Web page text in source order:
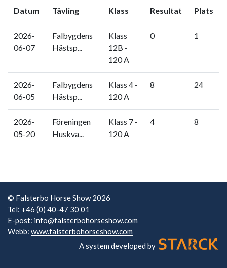
Datum Tävling Klass Resultat Plats
2026-
06-07
Falbygdens
Hästsp...
Klass
12B -
120 A
0 1
2026-
06-05
Falbygdens
Hästsp...
Klass 4 -
120 A
8 24
2026-
05-20
Föreningen
Huskva...
Klass 7 -
120 A
4 8
© Falsterbo Horse Show 2026
Tel: +46 (0) 40-47 30 01
E-post: info@falsterbohorseshow.com
Webb: www.falsterbohorseshow.com
A system developed by